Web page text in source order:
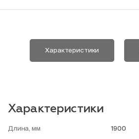
Характеристики
Характеристики
Длина, мм 1900